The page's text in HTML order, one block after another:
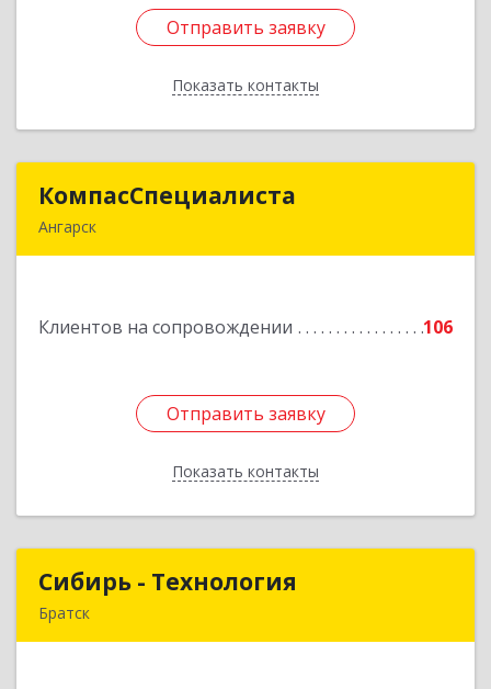
Отправить заявку
Показать контакты
Отправить заявку
Назад
КомпасСпециалиста
Ангарск
Клиентов на сопровождении 106
Отправить заявку
Показать контакты
КомпасСпециалиста
Подробнее
Отправить заявку
Назад
Сибирь - Технология
Братск
Сибирь - Технология